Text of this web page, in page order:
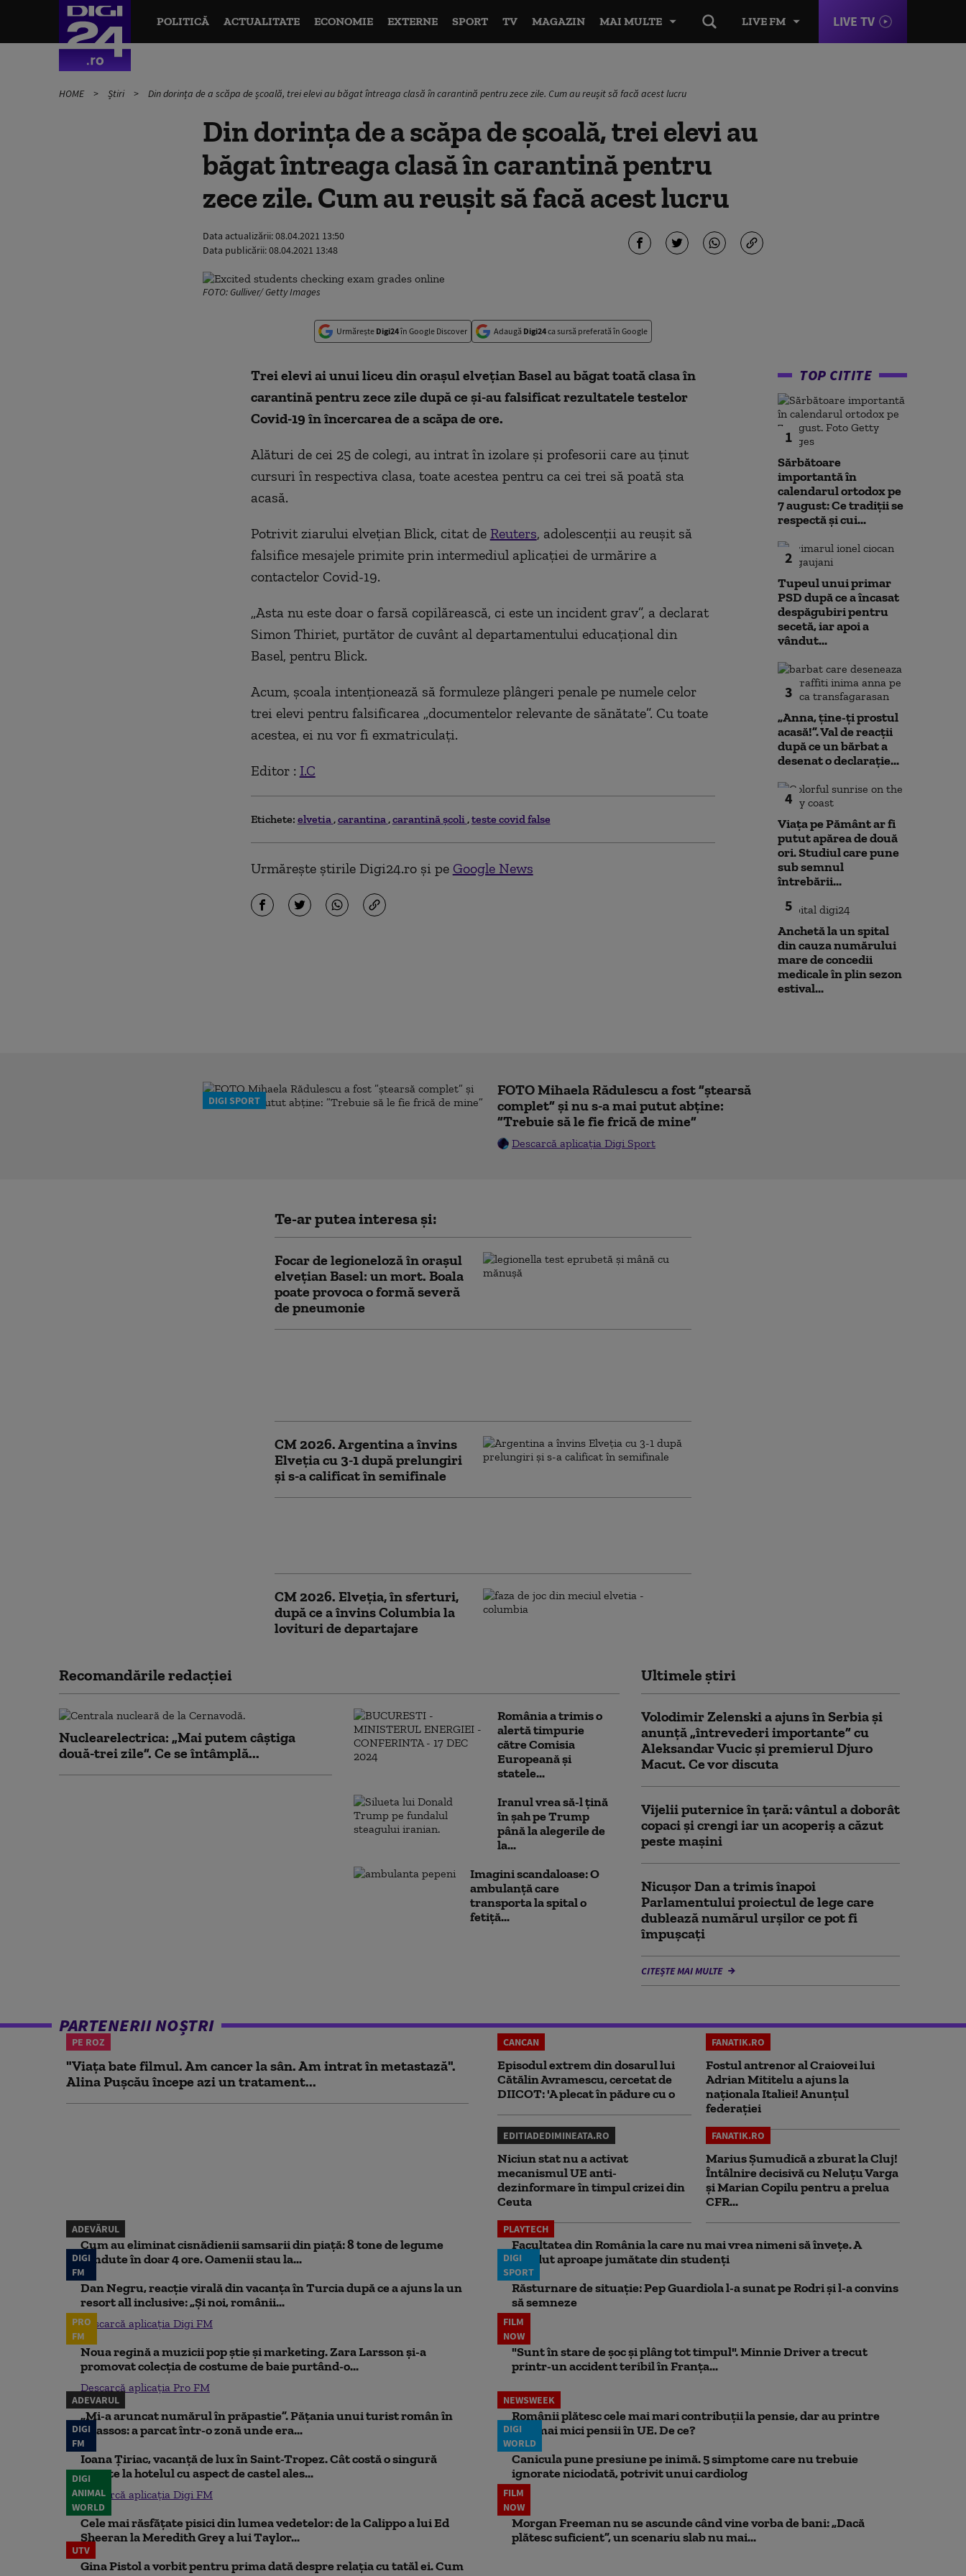
LIVE FM LIVE TV
POLITICĂ ACTUALITATE ECONOMIE EXTERNE SPORT TV MAGAZIN MAI MULTE
HOME Știri Din dorința de a scăpa de școală, trei elevi au băgat întreaga clasă în carantină pentru zece zile. Cum au reușit să facă acest lucru
Din dorința de a scăpa de școală, trei elevi au
băgat întreaga clasă în carantină pentru
zece zile. Cum au reușit să facă acest lucru
Data actualizării:08.04.2021 13:50
Data publicării:08.04.2021 13:48
FOTO: Gulliver/ Getty Images
Urmărește Digi24în Google Discover Adaugă Digi24ca sursă preferată în Google
Trei elevi ai unui liceu din orașul elvețian Basel au băgat toată clasa în
carantină pentru zece zile după ce și-au falsificat rezultatele testelor
Covid-19 în încercarea de a scăpa de ore.
Alături de cei 25 de colegi, au intrat în izolare și profesorii care au ținut
cursuri în respectiva clasa, toate acestea pentru ca cei trei să poată sta
acasă.
Potrivit ziarului elvețian Blick, citat de Reuters, adolescenții au reușit să
falsifice mesajele primite prin intermediul aplicației de urmărire a
contactelor Covid-19.
„Asta nu este doar o farsă copilărească, ci este un incident grav”, a declarat
Simon Thiriet, purtător de cuvânt al departamentului educațional din
Basel, pentru Blick.
Acum, școala intenționează să formuleze plângeri penale pe numele celor
trei elevi pentru falsificarea „documentelor relevante de sănătate”. Cu toate
acestea, ei nu vor fi exmatriculați.
Editor : I.C
Etichete: elvetia carantina carantină școli teste covid false
Urmărește știrile Digi24.ro și pe Google News
TOP CITITE
1
Sărbătoare
importantă în
calendarul ortodox pe
7 august: Ce tradiții se
respectă și cui...
2
Tupeul unui primar
PSD după ce a încasat
despăgubiri pentru
secetă, iar apoi a
vândut...
3
„Anna, ţine-ţi prostul
acasă!”. Val de reacții
după ce un bărbat a
desenat o declarație...
4
Viața pe Pământ ar fi
putut apărea de două
ori. Studiul care pune
sub semnul
întrebării...
5
Anchetă la un spital
din cauza numărului
mare de concedii
medicale în plin sezon
estival...
DIGI SPORT
FOTO Mihaela Rădulescu a fost ”ștearsă
complet” și nu s-a mai putut abține:
”Trebuie să le fie frică de mine”
Descarcă aplicația Digi Sport
Te-ar putea interesa și:
Focar de legioneloză în orașul
elvețian Basel: un mort. Boala
poate provoca o formă severă
de pneumonie
CM 2026. Argentina a învins
Elveția cu 3-1 după prelungiri
și s-a calificat în semifinale
CM 2026. Elveţia, în sferturi,
după ce a învins Columbia la
lovituri de departajare
Recomandările redacţiei
Nuclearelectrica: „Mai putem câștiga
două-trei zile”. Ce se întâmplă...
România a trimis o
alertă timpurie
către Comisia
Europeană și
statele...
Iranul vrea să-l țină
în șah pe Trump
până la alegerile de
la...
Imagini scandaloase: O
ambulanță care
transporta la spital o
fetiță...
Ultimele știri
Volodimir Zelenski a ajuns în Serbia și
anunță „întrevederi importante” cu
Aleksandar Vucic și premierul Djuro
Macut. Ce vor discuta
Vijelii puternice în țară: vântul a doborât
copaci și crengi iar un acoperiș a căzut
peste mașini
Nicușor Dan a trimis înapoi
Parlamentului proiectul de lege care
dublează numărul urșilor ce pot fi
împușcați
CITEȘTE MAI MULTE
PARTENERII NOȘTRI
PE ROZ
"Viața bate filmul. Am cancer la sân. Am intrat în metastază".
Alina Pușcău începe azi un tratament...
CANCAN
Episodul extrem din dosarul lui
Cătălin Avramescu, cercetat de
DIICOT: 'A plecat în pădure cu o
FANATIK.RO
Fostul antrenor al Craiovei lui
Adrian Mititelu a ajuns la
naționala Italiei! Anunțul
federației
EDITIADEDIMINEATA.RO
Niciun stat nu a activat
mecanismul UE anti-
dezinformare în timpul crizei din
Ceuta
FANATIK.RO
Marius Şumudică a zburat la Cluj!
Întâlnire decisivă cu Neluţu Varga
şi Marian Copilu pentru a prelua
CFR...
ADEVĂRUL
Cum au eliminat cisnădienii samsarii din piață: 8 tone de legume
vândute în doar 4 ore. Oamenii stau la...
PLAYTECH
Facultatea din România la care nu mai vrea nimeni să înveţe. A
pierdut aproape jumătate din studenţi
DIGI
FM
Dan Negru, reacție virală din vacanța în Turcia după ce a ajuns la un
resort all inclusive: „Și noi, românii...
Descarcă aplicația Digi FM
DIGI
SPORT
Răsturnare de situație: Pep Guardiola l-a sunat pe Rodri și l-a convins
să semneze
PRO
FM
Noua regină a muzicii pop știe și marketing. Zara Larsson și-a
promovat colecția de costume de baie purtând-o...
Descarcă aplicația Pro FM
FILM
NOW
"Sunt în stare de șoc și plâng tot timpul". Minnie Driver a trecut
printr-un accident teribil în Franța...
ADEVARUL
„Mi-a aruncat numărul în prăpastie”. Pățania unui turist român în
Thassos: a parcat într-o zonă unde era...
NEWSWEEK
Românii plătesc cele mai mari contribuții la pensie, dar au printre
cele mai mici pensii în UE. De ce?
DIGI
FM
Ioana Țiriac, vacanță de lux în Saint-Tropez. Cât costă o singură
noapte la hotelul cu aspect de castel ales...
Descarcă aplicația Digi FM
DIGI
WORLD
Canicula pune presiune pe inimă. 5 simptome care nu trebuie
ignorate niciodată, potrivit unui cardiolog
DIGI
ANIMAL
WORLD
Cele mai răsfățate pisici din lumea vedetelor: de la Calippo a lui Ed
Sheeran la Meredith Grey a lui Taylor...
FILM
NOW
Morgan Freeman nu se ascunde când vine vorba de bani: „Dacă
plătesc suficient”, un scenariu slab nu mai...
UTV
Gina Pistol a vorbit pentru prima dată despre relația cu tatăl ei. Cum